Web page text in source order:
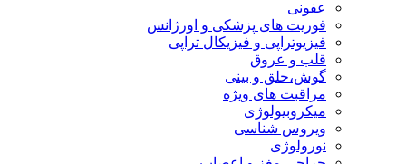
عفونی
فوریت های پزشکی و اورژانس
فیزیوتراپی و فیزیکال تراپی
قلب و عروق
گوش،حلق و بینی
مراقبت های ویژه
میکروبیولوژی
ویروس شناسی
نورولوژی